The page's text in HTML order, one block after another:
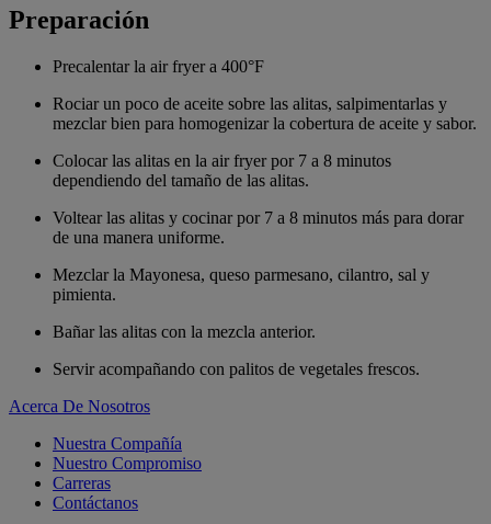
Preparación
Precalentar la air fryer a 400°F
Rociar un poco de aceite sobre las alitas, salpimentarlas y
mezclar bien para homogenizar la cobertura de aceite y sabor.
Colocar las alitas en la air fryer por 7 a 8 minutos
dependiendo del tamaño de las alitas.
Voltear las alitas y cocinar por 7 a 8 minutos más para dorar
de una manera uniforme.
Mezclar la Mayonesa, queso parmesano, cilantro, sal y
pimienta.
Bañar las alitas con la mezcla anterior.
Servir acompañando con palitos de vegetales frescos.
Acerca De Nosotros
Nuestra Compañía
Nuestro Compromiso
Carreras
Contáctanos